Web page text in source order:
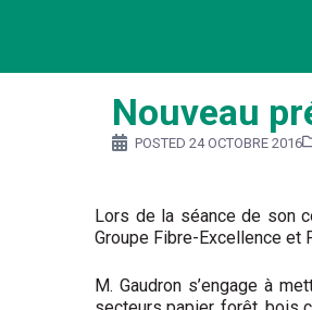
Nouveau
POSTED 24 OCTOBRE 2016
Lors de la séance de son
Groupe Fibre-Excellence et
M. Gaudron s’engage à